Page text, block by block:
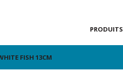
PRODUITS
FISH 13CM